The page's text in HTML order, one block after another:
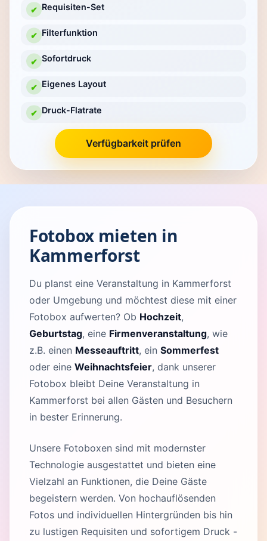
✔ Requisiten-Set
✔ Filterfunktion
✔ Sofortdruck
✔ Eigenes Layout
✔ Druck-Flatrate
Verfügbarkeit prüfen
Fotobox mieten in
Kammerforst
Du planst eine Veranstaltung in Kammerforst
oder Umgebung und möchtest diese mit einer
Fotobox aufwerten? Ob Hochzeit,
Geburtstag, eine Firmenveranstaltung, wie
z.B. einen Messeauftritt, ein Sommerfest
oder eine Weihnachtsfeier, dank unserer
Fotobox bleibt Deine Veranstaltung in
Kammerforst bei allen Gästen und Besuchern
in bester Erinnerung.
Unsere Fotoboxen sind mit modernster
Technologie ausgestattet und bieten eine
Vielzahl an Funktionen, die Deine Gäste
begeistern werden. Von hochauflösenden
Fotos und individuellen Hintergründen bis hin
zu lustigen Requisiten und sofortigem Druck -